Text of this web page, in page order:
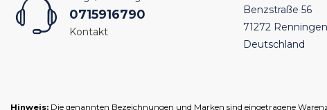
0715916790
Kontakt
Benzstraße 56
71272 Renningen
Deutschland
Hinweis: Die genannten Bezeichnungen und Marken sind eingetragene